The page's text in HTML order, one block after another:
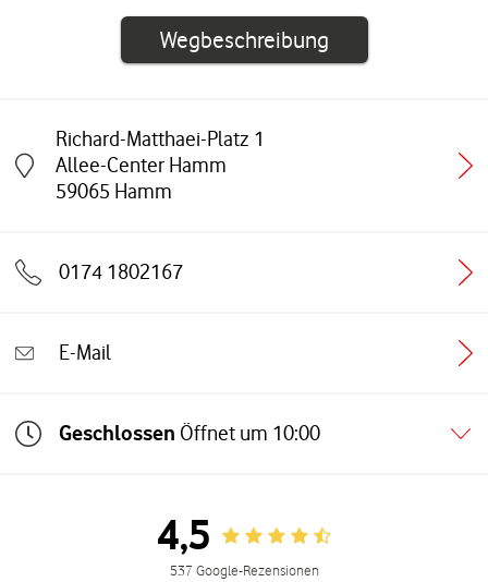
WegbeschreibungLink öffnet in
Richard-Matthaei-Platz 1
Allee-Center Hamm
59065 Hamm
Link öffnet in einem neuen Tab
0174 1802167
E-Mail
Geschlossen Öffnet um 10:00
4,5 Rating 4.5
537 Google-Rezensionen